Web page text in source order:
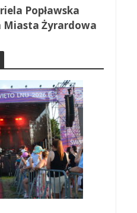
Popławska
Miasta Żyrardowa